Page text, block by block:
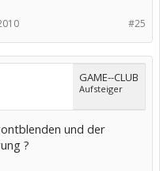
#25
GAME--CLUB
Aufsteiger
und der
?